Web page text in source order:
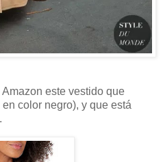
este vestido que
color negro), y que está